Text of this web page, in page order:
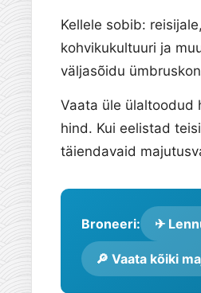
Kellele sobib:
kohvikukultuuri ja
väljasõidu
Vaata üle ülaltoodud
hind. Kui eelistad
täiendavaid
Broneeri: ✈
🔎 Vaata kõiki